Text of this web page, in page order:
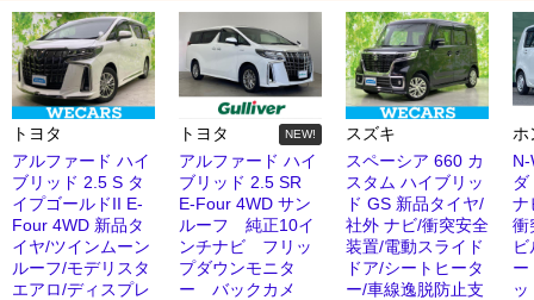
トヨタ
アルファード ハイ
ブリッド 2.5 S タ
イプゴールドII E-
Four 4WD 新品タ
イヤ/ツインムーン
ルーフ/モデリスタ
エアロ/ディスプレ
トヨタ NEW!
アルファード ハイ
ブリッド 2.5 SR
E-Four 4WD サン
ルーフ 純正10イ
ンチナビ フリッ
プダウンモニタ
ー バックカメ
スズキ
スペーシア 660 カ
スタム ハイブリッ
ド GS 新品タイヤ/
社外 ナビ/衝突安全
装置/電動スライド
ドア/シートヒータ
ー/車線逸脱防止支
ホ
ナ
衝
ー